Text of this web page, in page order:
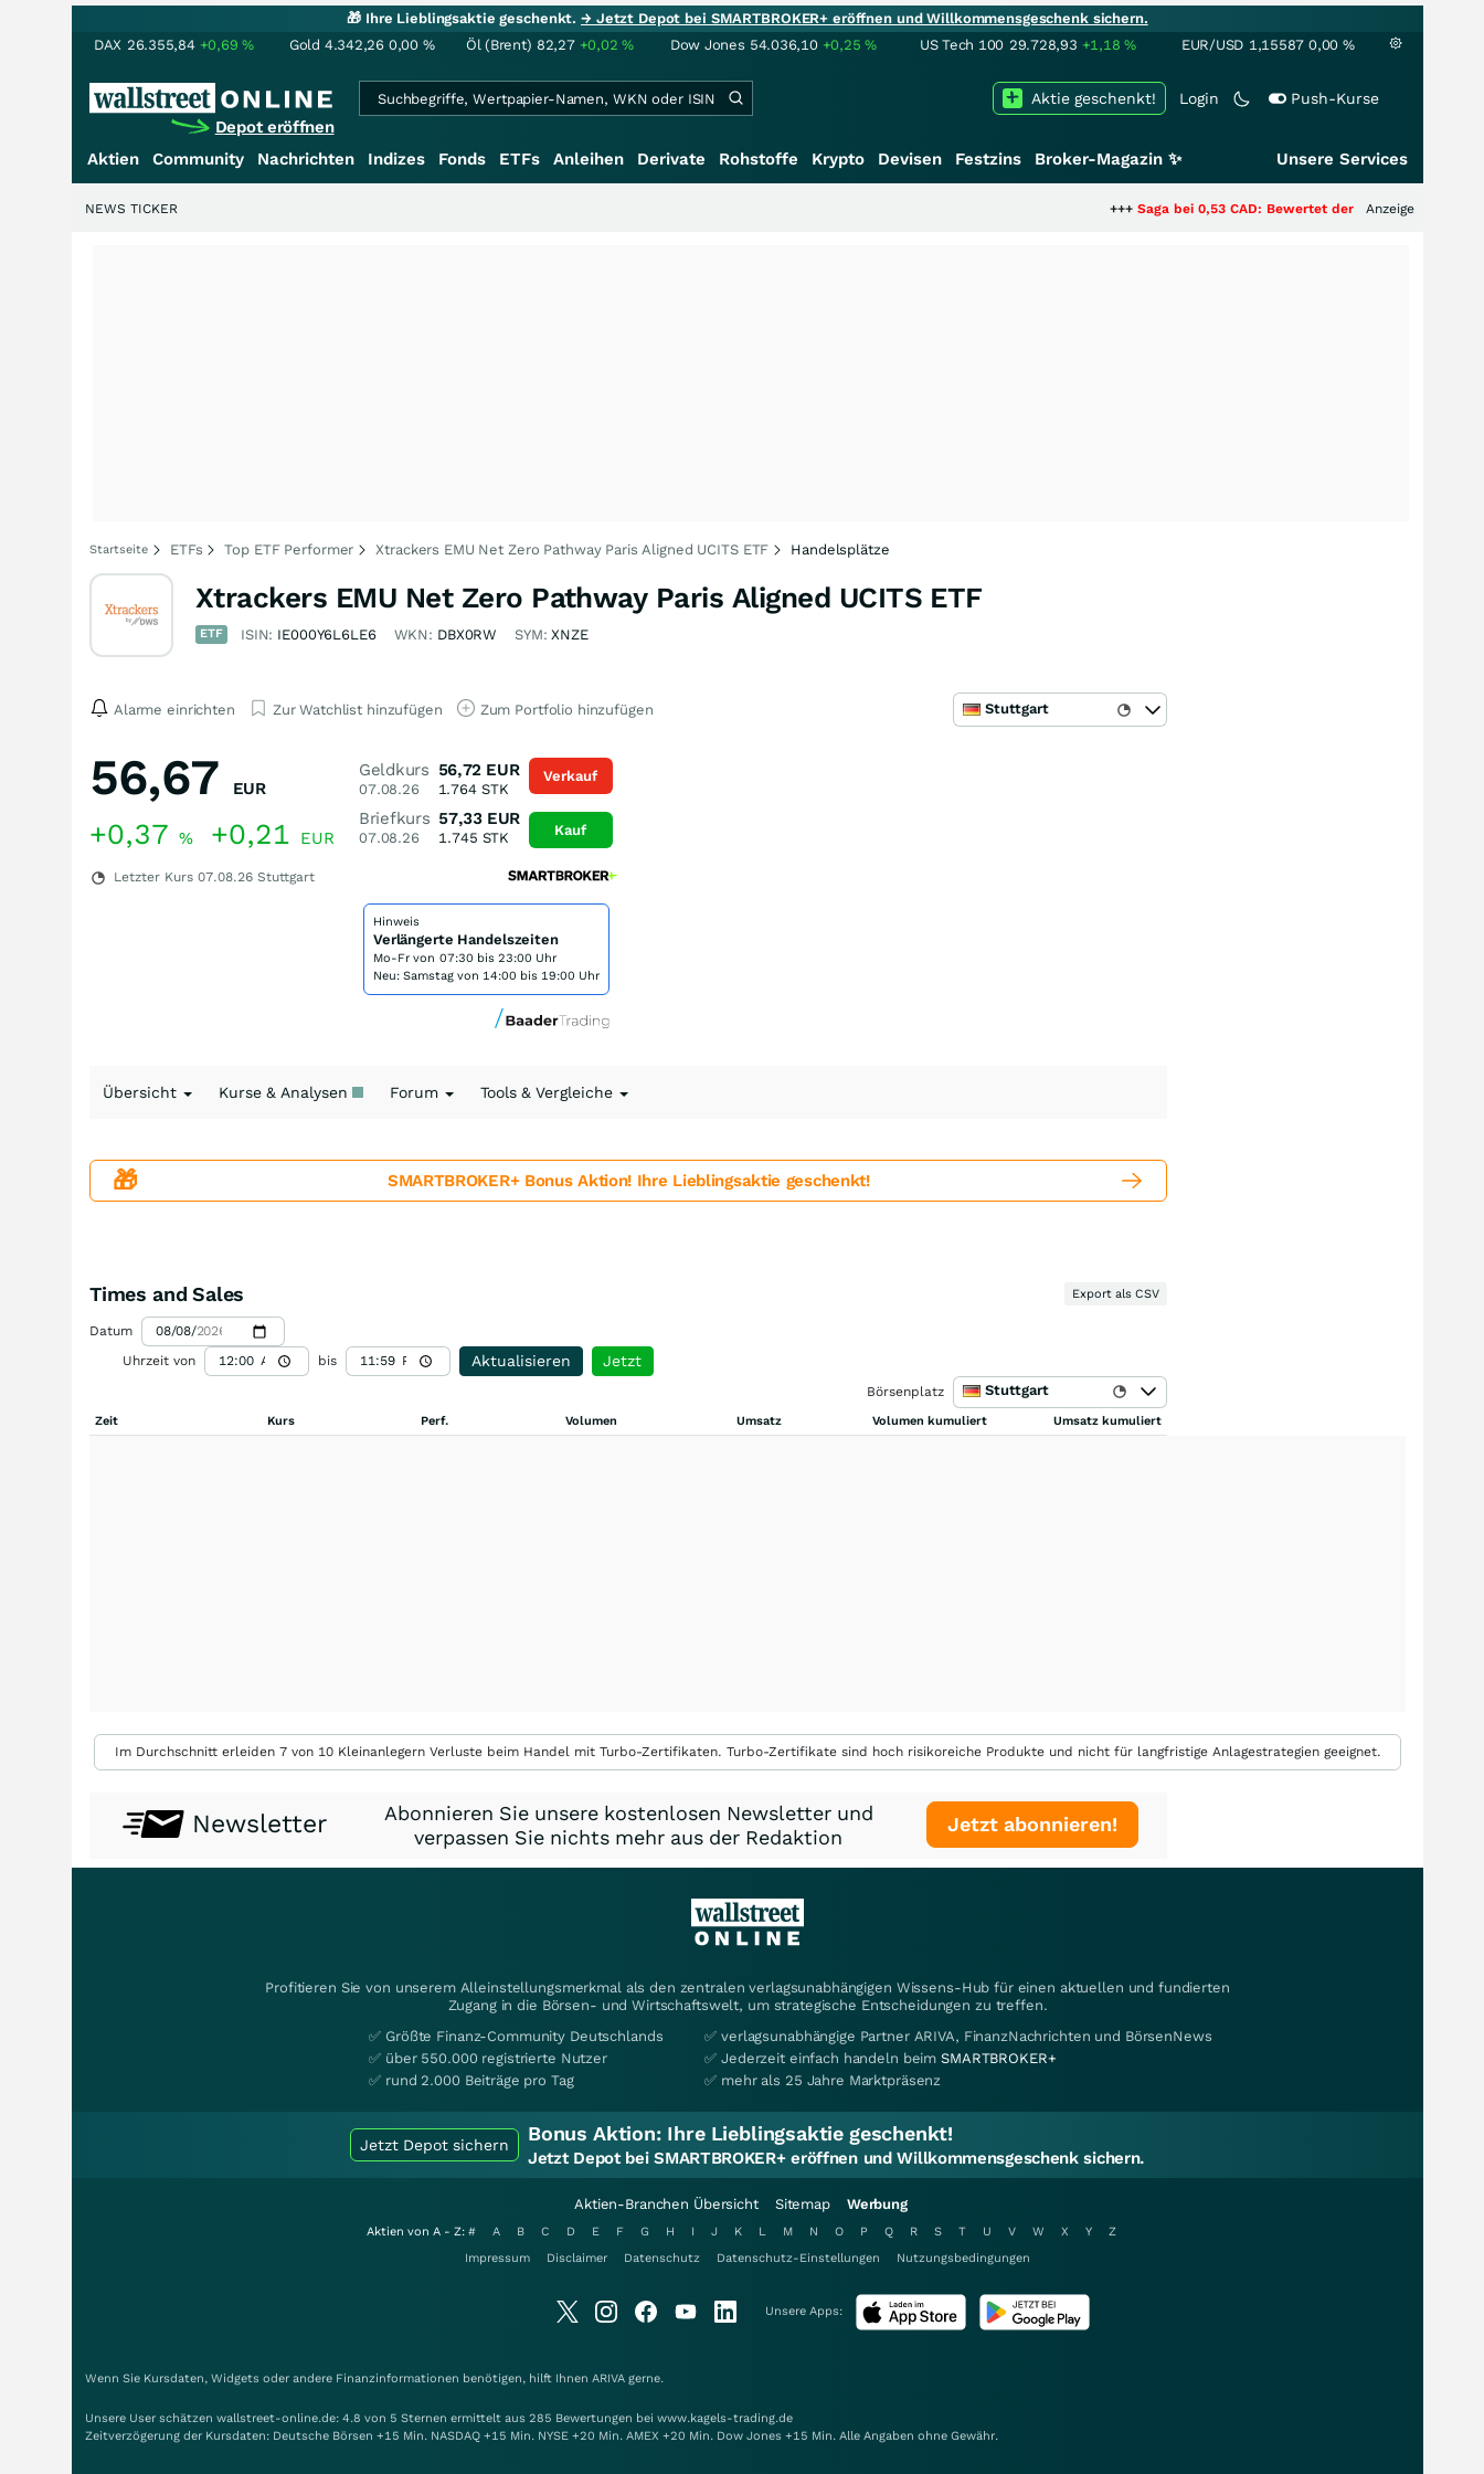
🎁 Ihre Lieblingsaktie geschenkt.→ Jetzt Depot bei SMARTBROKER+ eröffnen und Willkommensgeschenk sichern.
DAX 26.355,84 +0,69% Gold 4.342,26 0,00 % Öl (Brent) 82,27 +0,02% Dow Jones 54.036,10 +0,25% US Tech 100 29.728,93 +1,18% EUR/USD 1,15587 0,00 %
Depot eröffnen
Login Push-Kurse
Aktie geschenkt!
Aktien Community Nachrichten Indizes Fonds ETFs Anleihen Derivate Rohstoffe Krypto Devisen Festzins Broker-Magazin ✨ Unsere Services
Saga bei 0,53 CAD: Bewertet der Markt noch immer nur
Anzeige
NEWS TICKER
Startseite ETFs Top ETF Performer Xtrackers EMU Net Zero Pathway Paris Aligned UCITS ETF Handelsplätze
Xtrackers EMU Net Zero Pathway Paris Aligned UCITS ETF
ETF ISIN: IE000Y6L6LE6 WKN: DBX0RW SYM:XNZE
Alarme einrichten Zur Watchlist hinzufügen Zum Portfolio hinzufügen Stuttgart
56,67 EUR
+0,37 % +0,21 EUR
Letzter Kurs 07.08.26 Stuttgart
Geldkurs
07.08.26
56,72 EUR
1.764STK
Briefkurs
07.08.26
57,33 EUR
1.745 STK
Verkauf
Kauf
Hinweis
Verlängerte Handelszeiten
Mo-Fr von 07:30 bis 23:00 Uhr
Neu: Samstag von 14:00 bis 19:00 Uhr
Übersicht Kurse & Analysen Forum Tools & Vergleiche
🎁 SMARTBROKER+ Bonus Aktion! Ihre Lieblingsaktie geschenkt!
Times and Sales Export als CSV
Datum
Uhrzeit von
bis Aktualisieren Jetzt
Börsenplatz Stuttgart
Zeit Kurs Perf. Volumen Umsatz Volumen kumuliert Umsatz kumuliert
Im Durchschnitt erleiden 7 von 10 Kleinanlegern Verluste beim Handel mit Turbo-Zertifikaten. Turbo-Zertifikate sind hoch risikoreiche Produkte und nicht für langfristige Anlagestrategien geeignet.
Newsletter
Abonnieren Sie unsere kostenlosen Newsletter und
verpassen Sie nichts mehr aus der Redaktion
Jetzt abonnieren!
Profitieren Sie von unserem Alleinstellungsmerkmal als den zentralen verlagsunabhängigen Wissens-Hub für einen aktuellen und fundierten
Zugang in die Börsen- und Wirtschaftswelt, um strategische Entscheidungen zu treffen.
✅ Größte Finanz-Community Deutschlands
✅ über 550.000 registrierte Nutzer
✅ rund 2.000 Beiträge pro Tag
✅ verlagsunabhängige Partner ARIVA, FinanzNachrichten und BörsenNews
✅ Jederzeit einfach handeln beimSMARTBROKER+
✅ mehr als 25 Jahre Marktpräsenz
Jetzt Depot sichern Bonus Aktion: Ihre Lieblingsaktie geschenkt!
Jetzt Depot bei SMARTBROKER+ eröffnen und Willkommensgeschenk sichern.
Aktien-Branchen Übersicht Sitemap Werbung
Aktien von A - Z: # A B C D E F G H I J K L M N O P Q R S T U V W X Y
Z
Impressum
Disclaimer Datenschutz Datenschutz-Einstellungen Nutzungsbedingungen
Unsere Apps:
Wenn Sie Kursdaten, Widgets oder andere Finanzinformationen benötigen, hilft Ihnen ARIVA gerne.
Unsere User schätzen wallstreet-online.de: 4.8 von 5 Sternen ermittelt aus 285 Bewertungen bei www.kagels-trading.de
Zeitverzögerung der Kursdaten: Deutsche Börsen +15 Min. NASDAQ +15 Min. NYSE +20 Min. AMEX +20 Min. Dow Jones +15 Min. Alle Angaben ohne Gewähr.